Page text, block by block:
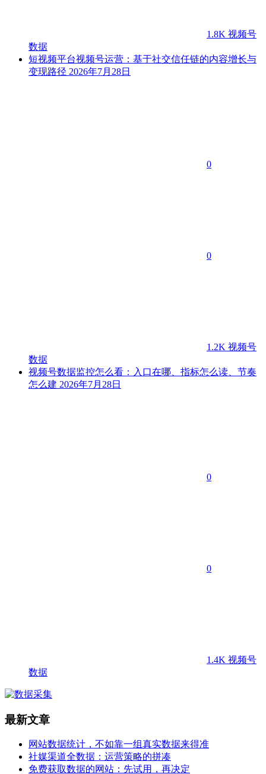
1.8K 视频号
数据
短视频平台视频号运营：基于社交信任链的内容增长与
变现路径 2026年7月28日
0
0
1.2K 视频号
数据
视频号数据监控怎么看：入口在哪、指标怎么读、节奏
怎么建 2026年7月28日
0
0
1.4K 视频号
数据
最新文章
网站数据统计，不如靠一组真实数据来得准
社媒渠道全数据：运营策略的拼凑
免费获取数据的网站：先试用，再决定